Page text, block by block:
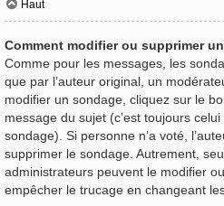
Haut
Comment modifier ou supprimer
Comme pour les messages, les
que par l’auteur original, un
modifier un sondage, cliquez sur le
message du sujet (c’est toujours
sondage). Si personne n’a voté,
supprimer le sondage. Autrement,
administrateurs peuvent le modifier
empêcher le trucage en changeant